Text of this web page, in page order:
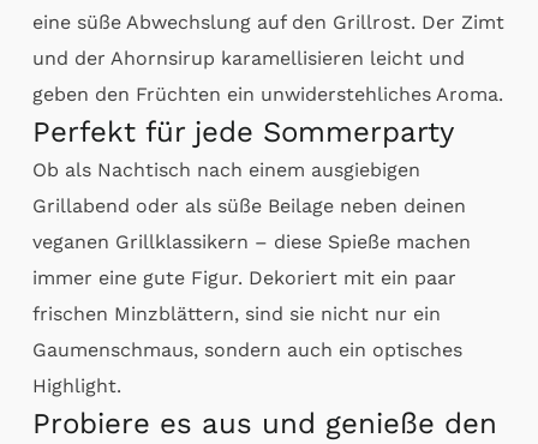
eine süße Abwechslung auf den Grillrost. Der Zimt
und der Ahornsirup karamellisieren leicht und
geben den Früchten ein unwiderstehliches Aroma.
Perfekt für jede Sommerparty
Ob als Nachtisch nach einem ausgiebigen
Grillabend oder als süße Beilage neben deinen
veganen Grillklassikern – diese Spieße machen
immer eine gute Figur. Dekoriert mit ein paar
frischen Minzblättern, sind sie nicht nur ein
Gaumenschmaus, sondern auch ein optisches
Highlight.
Probiere es aus und genieße den